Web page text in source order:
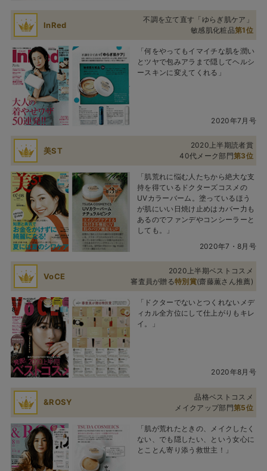
InRed
不調を立て直す「ゆらぎ肌ケア」
敏感肌化粧品第1位
「何をやってもイマイチな肌を潤い
とツヤで包みアラまで隠してヘルシ
ースキンに変えてくれる」
2020年7月号
美ST
2020上半期読者賞
40代メーク部門第3位
「肌荒れに悩む人たちから絶大な支
持を得ているドクターズコスメの
UVカラーバーム。塗っているほう
が肌にいい日焼け止めはカバー力も
あるのでファンデやコンシーラーと
しても。」
2020年7・8月号
VoCE
2020上半期ベストコスメ
審査員が贈る特別賞(齋藤薫さん推薦)
「ドクターでないとつくれないメデ
ィカル全方位にして仕上がりもキレ
イ。」
2020年8月号
&ROSY
品格ベストコスメ
メイクアップ部門第5位
「肌が荒れたときの、メイクしたく
ない、でも隠したい、という女心に
とことん寄り添う救世主！」